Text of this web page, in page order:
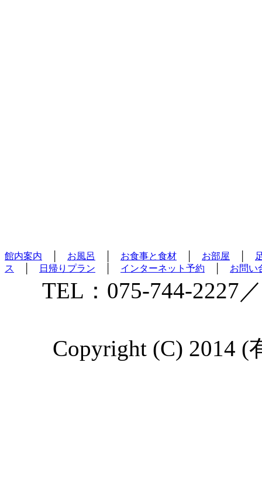
館内案内 お風呂 お食事と食材 お部屋
ス
日帰りプラン インターネット予約 お問い
TEL：075-744-2227
Copyright (C) 2014 (